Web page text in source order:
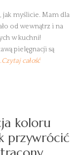
jak myślicie. Mam dla
od wewnątrz i na
w kuchni!
pielęgnacji są
całość
koloru
przywrócić